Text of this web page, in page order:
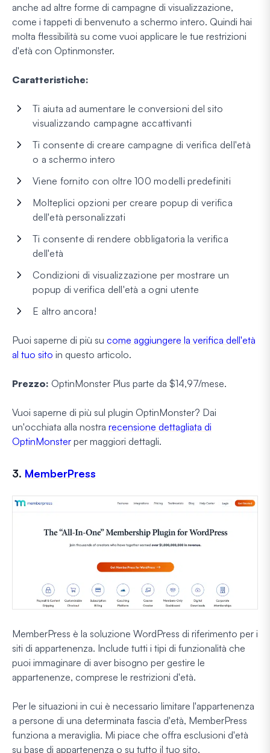
anche ad altre forme di campagne di visualizzazione,
come i tappeti di benvenuto a schermo intero. Quindi hai
molta flessibilità su come vuoi applicare le tue restrizioni
d'età con Optinmonster.
Caratteristiche:
Ti aiuta ad aumentare le conversioni del sito
visualizzando campagne accattivanti
Ti consente di creare campagne di verifica dell'età
o a schermo intero
Viene fornito con oltre 100 modelli predefiniti
Molteplici opzioni per creare popup di verifica
dell'età personalizzati
Ti consente di rendere obbligatoria la verifica
dell'età
Condizioni di visualizzazione per mostrare un
popup di verifica dell'età a ogni utente
E altro ancora!
Puoi saperne di più su come aggiungere la verifica dell'età
al tuo sito in questo articolo.
Prezzo: OptinMonster Plus parte da $14,97/mese.
Vuoi saperne di più sul plugin OptinMonster? Dai
un'occhiata alla nostra recensione dettagliata di
OptinMonster per maggiori dettagli.
3. MemberPress
MemberPress è la soluzione WordPress di riferimento per i
siti di appartenenza. Include tutti i tipi di funzionalità che
puoi immaginare di aver bisogno per gestire le
appartenenze, comprese le restrizioni d'età.
Per le situazioni in cui è necessario limitare l'appartenenza
a persone di una determinata fascia d'età, MemberPress
funziona a meraviglia. Mi piace che offra esclusioni d'età
su base di appartenenza o su tutto il tuo sito.